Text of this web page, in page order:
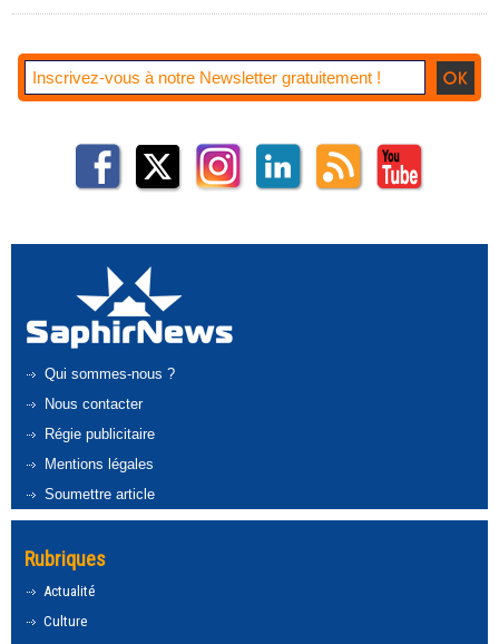
Qui sommes-nous ?
Nous contacter
Régie publicitaire
Mentions légales
Soumettre article
Rubriques
Actualité
Culture